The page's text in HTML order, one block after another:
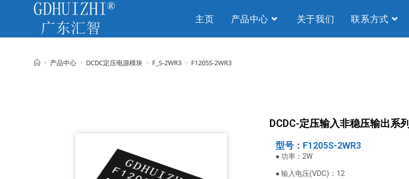
主页 产品中心 关于我们 联系方式
> 产品中心 > DCDC定压电源模块 > F_S-2WR3 > F1205S-2WR3
DCDC-定压输入非稳压输出系列
型号：F1205S-2WR3
● 功率：2W
● 输入电压(VDC)：12